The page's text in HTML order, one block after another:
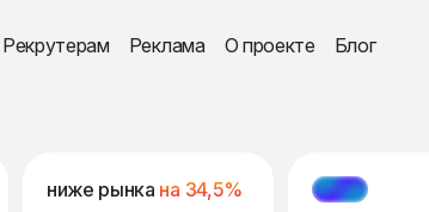
Рекрутерам Реклама О проекте Блог
ниже рынка на 34,5%
МЭТЧ